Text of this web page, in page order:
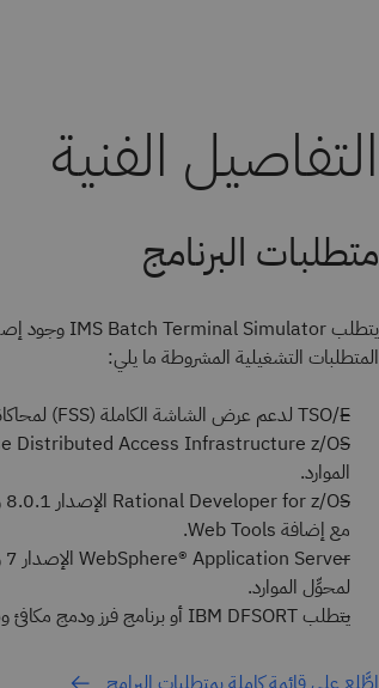
التفاصيل الفنية
متطلبات البرنامج
المتطلبات التشغيلية المشروطة ما يلي:
TSO/E لدعم عرض الشاشة الكاملة (FSS) لمحاكاة نظام العرض IBM 3270.
الموارد.
مع إضافة Web Tools.
لمحوِّل الموارد.
يتطلب IBM DFSORT أو برنامج فرز ودمج مكافئ وظيفيًا لاستخدام أداة Playback.